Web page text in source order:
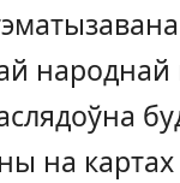
народнай
на